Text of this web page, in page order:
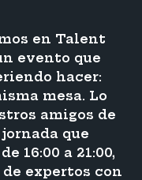
en Talent
evento que
hacer:
mesa. Lo
amigos de
que
16:00 a 21:00,
expertos con